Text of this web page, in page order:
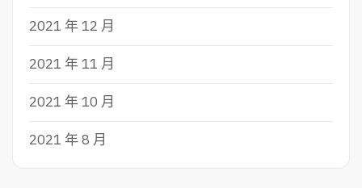
2021 年 12 月
2021 年 11 月
2021 年 10 月
2021 年 8 月